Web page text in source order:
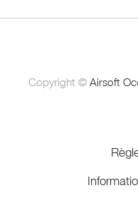
Copyright © Airsoft